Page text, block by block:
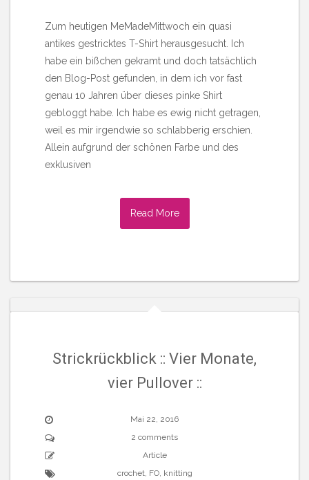
Zum heutigen MeMadeMittwoch ein quasi
antikes gestricktes T-Shirt herausgesucht. Ich
habe ein bißchen gekramt und doch tatsächlich
den Blog-Post gefunden, in dem ich vor fast
genau 10 Jahren über dieses pinke Shirt
gebloggt habe. Ich habe es ewig nicht getragen,
weil es mir irgendwie so schlabberig erschien.
Allein aufgrund der schönen Farbe und des
exklusiven
Read More
Strickrückblick :: Vier Monate,
vier Pullover ::
Mai 22, 2016
2 comments
Article
crochet, FO, knitting